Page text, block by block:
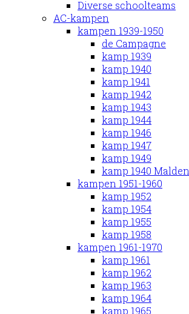
Diverse schoolteams
AC-kampen
kampen 1939-1950
de Campagne
kamp 1939
kamp 1940
kamp 1941
kamp 1942
kamp 1943
kamp 1944
kamp 1946
kamp 1947
kamp 1949
kamp 1940 Malden
kampen 1951-1960
kamp 1952
kamp 1954
kamp 1955
kamp 1958
kampen 1961-1970
kamp 1961
kamp 1962
kamp 1963
kamp 1964
kamp 1965